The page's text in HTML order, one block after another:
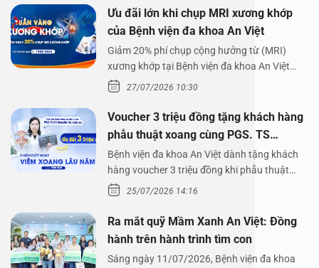
Ưu đãi lớn khi chụp MRI xương khớp
của Bệnh viện đa khoa An Việt
Giảm 20% phí chụp cộng hưởng từ (MRI)
xương khớp tại Bệnh viện đa khoa An Việt
Bệnh viện đa…
27/07/2026 10:30
Voucher 3 triệu đồng tặng khách hàng
phẫu thuật xoang cùng PGS. TS
Nguyễn Thị Hoài An
Bệnh viện đa khoa An Việt dành tặng khách
hàng voucher 3 triệu đồng khi phẫu thuật
xoang cùng PGS.…
25/07/2026 14:16
Ra mắt quỹ Mầm Xanh An Việt: Đồng
hành trên hành trình tìm con
Sáng ngày 11/07/2026, Bệnh viện đa khoa